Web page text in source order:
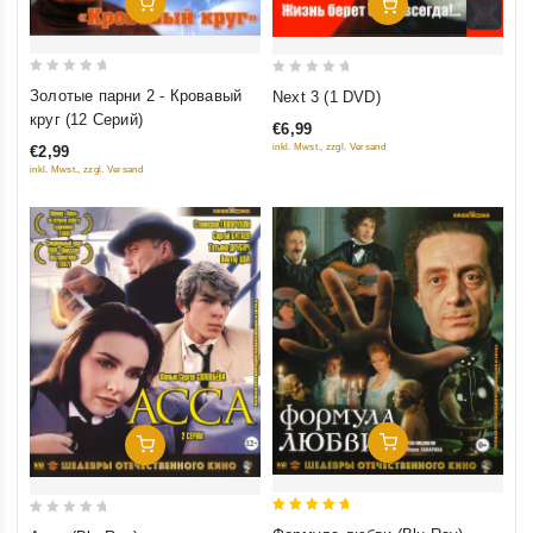
5
Золотые парни 2 - Кровавый
круг (12 Серий)
€2,99
inkl. Mwst., zzgl. Versand
Добавить В Корзину
of
Next 3 (1 DVD)
€6,99
inkl. Mwst., zzgl. Versand
Добавить В Корзину Добавить В Корзину